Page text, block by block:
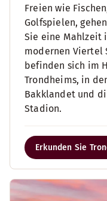
Freien wie
Golfspielen,
Sie eine Mahlzeit
modernen Viertel
befinden sich im
Trondheims, in
Bakklandet und
Stadion.
Erkunden Sie